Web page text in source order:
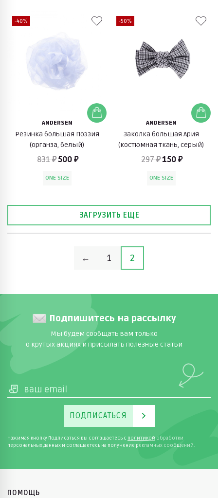
-40%
ANDERSEN
Резинка большая Поэзия
(органза, белый)
831 ₽500 ₽
ONE SIZE
-50%
ANDERSEN
Заколка большая Ария
(костюмная ткань, серый)
297 ₽150 ₽
ONE SIZE
ЗАГРУЗИТЬ ЕЩЕ
← 1 2
Подпишитесь на рассылку
Мы будем сообщать вам только
о крутых акциях и присылать полезные статьи
ПОДПИСАТЬСЯ
Нажимая кнопку Подписаться вы соглашаетесь с политикой обработки
персональных данных и соглашаетесь на получение рекламных сообщений.
ПОМОЩЬ